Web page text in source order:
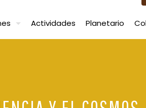
Actividades Planetario